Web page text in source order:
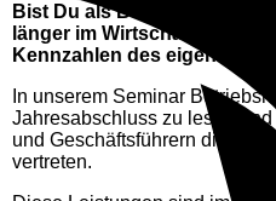
Bist Du als
länger im
Kennzahlen des eigenen
In unserem Seminar
Jahresabschluss zu lesen
und Geschäftsführern die
vertreten.